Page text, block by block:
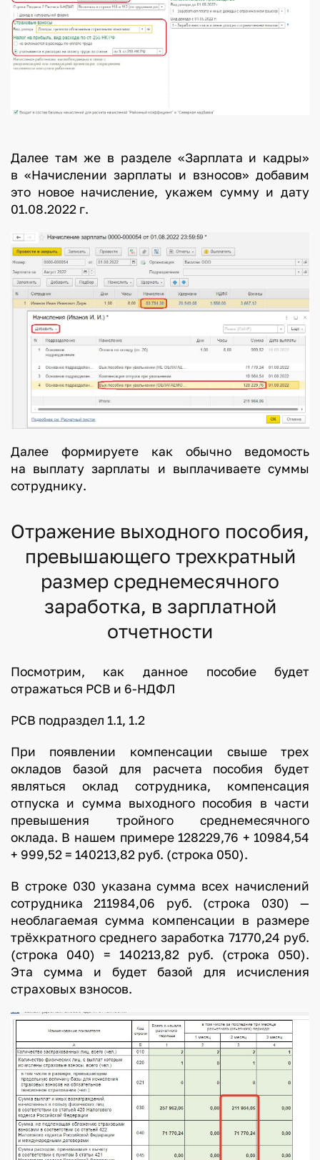
Далее там же в разделе «Зарплата и кадры»
в «Начислении зарплаты и взносов» добавим
это новое начисление, укажем сумму и дату
01.08.2022 г.
Далее формируете как обычно ведомость
на выплату зарплаты и выплачиваете суммы
сотруднику.
Отражение выходного пособия,
превышающего трехкратный
размер среднемесячного
заработка, в зарплатной
отчетности
Посмотрим, как данное пособие будет
отражаться РСВ и 6-НДФЛ
РСВ подраздел 1.1, 1.2
При появлении компенсации свыше трех
окладов базой для расчета пособия будет
являться оклад сотрудника, компенсация
отпуска и сумма выходного пособия в части
превышения тройного среднемесячного
оклада. В нашем примере 128229,76 + 10984,54
+ 999,52 = 140213,82 руб. (строка 050).
В строке 030 указана сумма всех начислений
сотрудника 211984,06 руб. (строка 030) —
необлагаемая сумма компенсации в размере
трёхкратного среднего заработка 71770,24 руб.
(строка 040) = 140213,82 руб. (строка 050).
Эта сумма и будет базой для исчисления
страховых взносов.